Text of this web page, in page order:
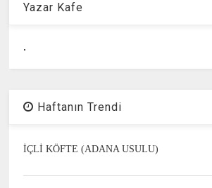
Yazar Kafe
.
Haftanın Trendi
İÇLİ KÖFTE (ADANA USULU)